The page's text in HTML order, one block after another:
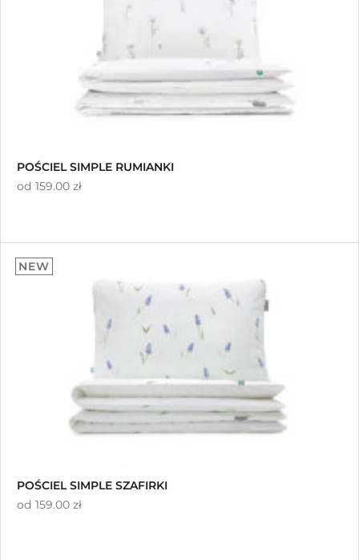
POŚCIEL SIMPLE RUMIANKI
od 159.00 zł
NEW
POŚCIEL SIMPLE SZAFIRKI
od 159.00 zł